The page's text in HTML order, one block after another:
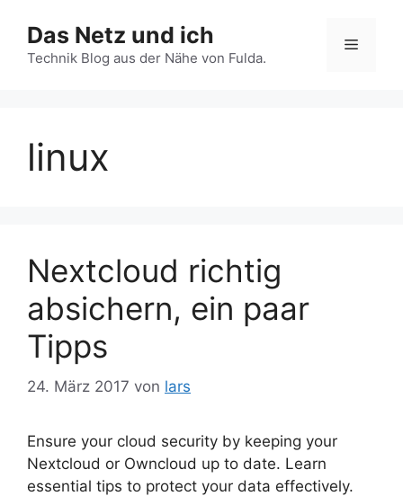
Inhalt
springen
Das Netz und ich
Technik Blog aus der Nähe von Fulda.
Menü
linux
Nextcloud richtig
absichern, ein paar
Tipps
24. März 2017 von lars
Ensure your cloud security by keeping your
Nextcloud or Owncloud up to date. Learn
essential tips to protect your data effectively.